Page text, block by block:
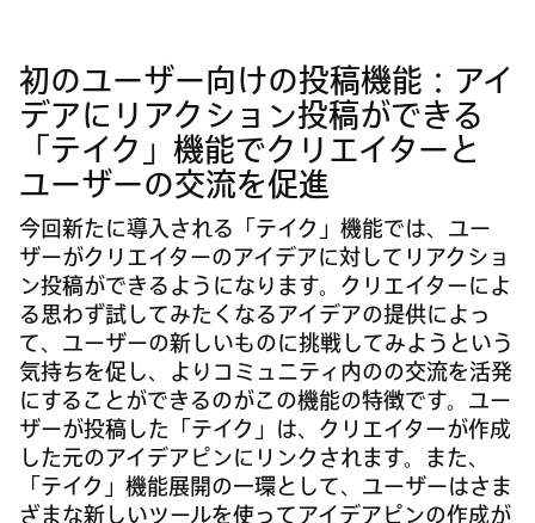
初のユーザー向けの投稿機能：アイ
デアにリアクション投稿ができる
「テイク」機能でクリエイターと
ユーザーの交流を促進
今回新たに導入される「テイク」機能では、ユー
ザーがクリエイターのアイデアに対してリアクショ
ン投稿ができるようになります。クリエイターによ
る思わず試してみたくなるアイデアの提供によっ
て、ユーザーの新しいものに挑戦してみようという
気持ちを促し、よりコミュニティ内のの交流を活発
にすることができるのがこの機能の特徴です。ユー
ザーが投稿した「テイク」は、クリエイターが作成
した元のアイデアピンにリンクされます。また、
「テイク」機能展開の一環として、ユーザーはさま
ざまな新しいツールを使ってアイデアピンの作成が